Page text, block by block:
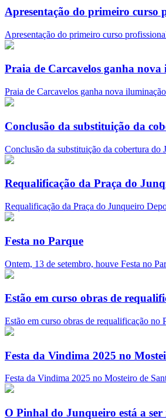
Apresentação do primeiro curso
Apresentação do primeiro curso
Praia de Carcavelos ganha
Praia de Carcavelos ganha nova
Conclusão da substituição da
Conclusão da substituição da cobertura do
Requalificação da Praça do
Requalificação da Praça do Junqueiro
Festa no Parque
Ontem, 13 de setembro, houve Festa no
Estão em curso obras de
Estão em curso obras de requalificação no
Festa da Vindima 2025 no
Festa da Vindima 2025 no Mosteiro de
O Pinhal do Junqueiro está a